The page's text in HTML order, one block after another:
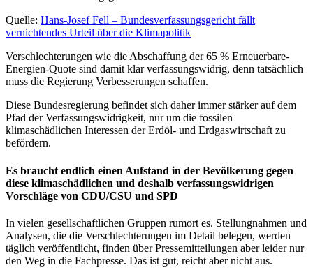
Quelle: Hans-Josef Fell – Bundesverfassungsgericht fällt
vernichtendes Urteil über die Klimapolitik
Verschlechterungen wie die Abschaffung der 65 % Erneuerbare-
Energien-Quote sind damit klar verfassungswidrig, denn tatsächlich
muss die Regierung Verbesserungen schaffen.
Diese Bundesregierung befindet sich daher immer stärker auf dem
Pfad der Verfassungswidrigkeit, nur um die fossilen
klimaschädlichen Interessen der Erdöl- und Erdgaswirtschaft zu
befördern.
Es braucht endlich einen Aufstand in der Bevölkerung gegen
diese klimaschädlichen und deshalb verfassungswidrigen
Vorschläge von CDU/CSU und SPD
In vielen gesellschaftlichen Gruppen rumort es. Stellungnahmen und
Analysen, die die Verschlechterungen im Detail belegen, werden
täglich veröffentlicht, finden über Pressemitteilungen aber leider nur
den Weg in die Fachpresse. Das ist gut, reicht aber nicht aus.